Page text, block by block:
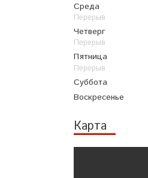
Среда
Четверг
Пятница
Суббота
Воскресенье
Карта